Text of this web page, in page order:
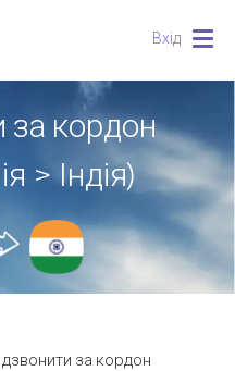
Вхід
за кордон
> Індія)
за кордон